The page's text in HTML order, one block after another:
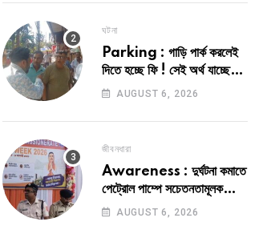
ঘটনা
Parking : গাড়ি পার্ক করলেই
দিতে হচ্ছে ফি ! সেই অর্থ যাচ্ছে
কোথায় ?
AUGUST 6, 2026
জীবনধারা
Awareness : দুর্ঘটনা কমাতে
পেট্রোল পাম্পে সচেতনতামূলক
কর্মসূচীAUGUST 6, 2026